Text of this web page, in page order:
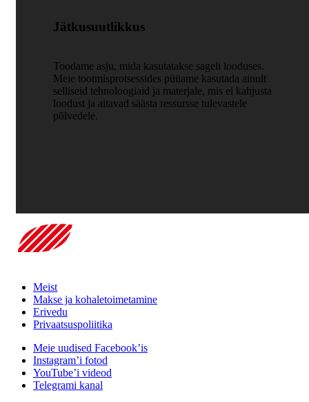
Jätkusuutlikkus
Toodame asju, mida kasutatakse sageli looduses.
Meie tootmisprotsessides püüame kasutada ainult
selliseid tehnoloogiaid ja materjale, mis ei kahjusta
loodust ja aitavad säästa ressursse tulevastele
põlvedele.
Meist
Makse ja kohaletoimetamine
Erivedu
Privaatsuspoliitika
Meie uudised Facebook’is
Instagram’i fotod
YouTube’i videod
Telegrami kanal